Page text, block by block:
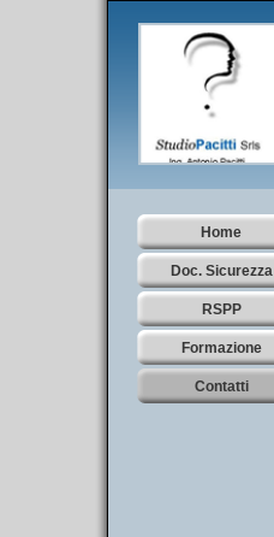
Home
Doc. Sicurezza
RSPP
Formazione
Contatti